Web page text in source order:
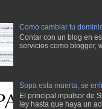
Como cambiar tu
Contar con un blog en
servicios como blogger,
Sopa esta muerta, se
El principal inpulsor de
ley hasta que haya un